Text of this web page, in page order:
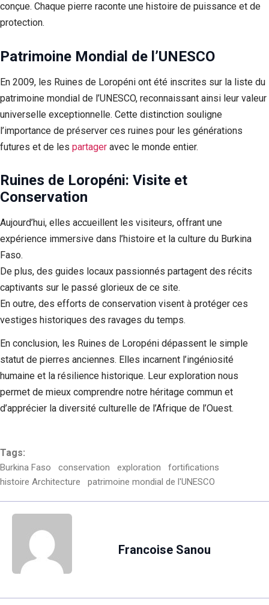
conçue. Chaque pierre raconte une histoire de puissance et de
protection.
Patrimoine Mondial de l’UNESCO
En 2009, les Ruines de Loropéni ont été inscrites sur la liste du
patrimoine mondial de l’UNESCO, reconnaissant ainsi leur valeur
universelle exceptionnelle. Cette distinction souligne
l’importance de préserver ces ruines pour les générations
futures et de les partager avec le monde entier.
Ruines de Loropéni: Visite et
Conservation
Aujourd’hui, elles accueillent les visiteurs, offrant une
expérience immersive dans l’histoire et la culture du Burkina
Faso.
De plus, des guides locaux passionnés partagent des récits
captivants sur le passé glorieux de ce site.
En outre, des efforts de conservation visent à protéger ces
vestiges historiques des ravages du temps.
En conclusion, les Ruines de Loropéni dépassent le simple
statut de pierres anciennes. Elles incarnent l’ingéniosité
humaine et la résilience historique. Leur exploration nous
permet de mieux comprendre notre héritage commun et
d’apprécier la diversité culturelle de l’Afrique de l’Ouest.
Tags:
Burkina Faso conservation exploration
fortifications
histoire Architecture
patrimoine mondial de l'UNESCO
Francoise Sanou